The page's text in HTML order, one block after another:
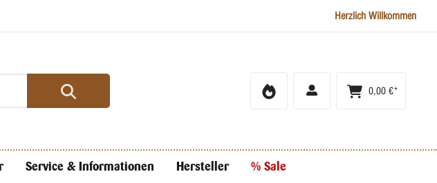
Herzlich Willkommen
0,00 €*
Service & Informationen Hersteller % Sale